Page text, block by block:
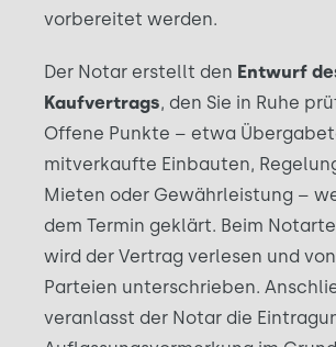
vorbereitet werden.
Der Notar erstellt den Entwurf
Kaufvertrags, den Sie in Ruhe
Offene Punkte – etwa
mitverkaufte Einbauten,
Mieten oder Gewährleistung –
dem Termin geklärt. Beim
wird der Vertrag verlesen und
Parteien unterschrieben.
veranlasst der Notar die